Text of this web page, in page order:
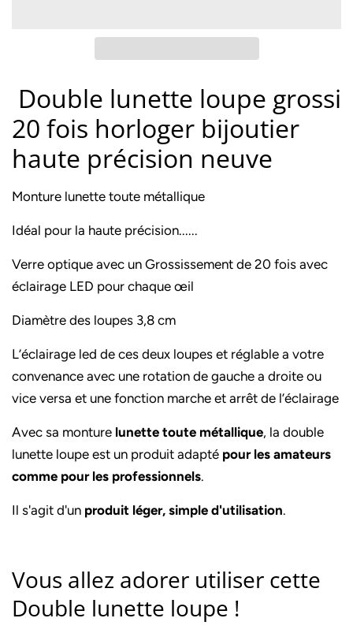
Double lunette loupe grossi
20 fois horloger bijoutier
haute précision neuve
Monture lunette toute métallique
Idéal pour la haute précision......
Verre optique avec un Grossissement de 20 fois avec
éclairage LED pour chaque œil
Diamètre des loupes 3,8 cm
L’éclairage led de ces deux loupes et réglable a votre
convenance avec une rotation de gauche a droite ou
vice versa et une fonction marche et arrêt de l’éclairage
Avec sa monture lunette toute métallique, la double
lunette loupe est un produit adapté pour les amateurs
comme pour les professionnels.
Il s'agit d'un produit léger, simple d'utilisation.
Vous allez adorer utiliser cette
Double lunette loupe !